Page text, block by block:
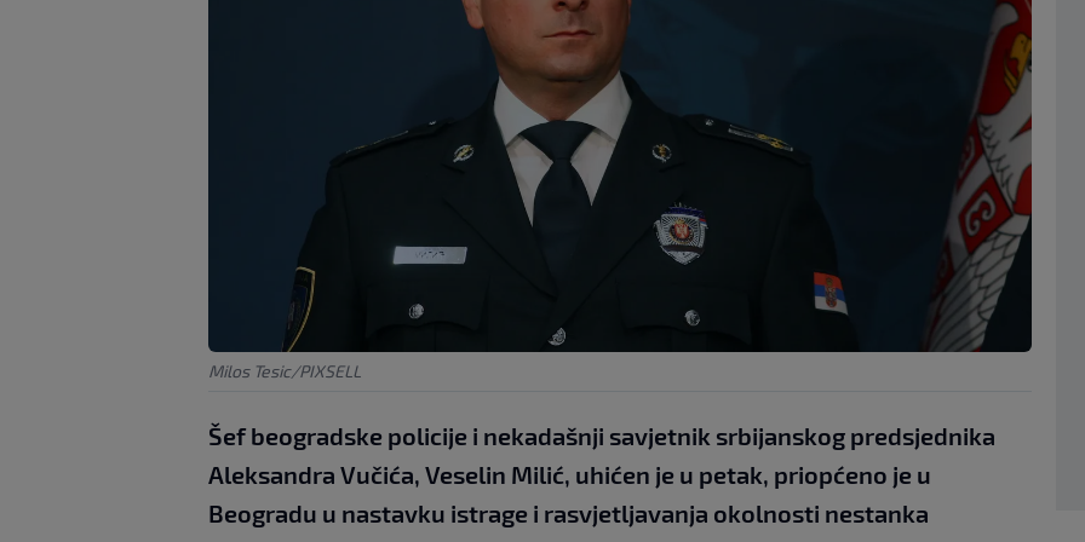
Milos Tesic/PIXSELL
Šef beogradske policije i nekadašnji savjetnik srbijanskog predsjednika
Aleksandra Vučića, Veselin Milić, uhićen je u petak, priopćeno je u
Beogradu u nastavku istrage i rasvjetljavanja okolnosti nestanka